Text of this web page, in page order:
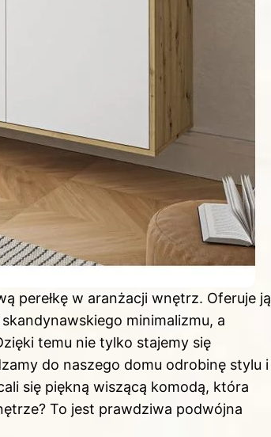
perełkę w aranżacji wnętrz. Oferuje ją
minimalizmu, a
temu nie tylko stajemy się
do naszego domu odrobinę stylu i
się piękną wiszącą komodą, która
To jest prawdziwa podwójna